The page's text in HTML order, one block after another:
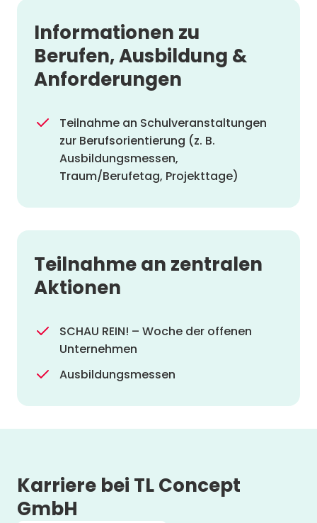
Informationen zu
Berufen, Ausbildung &
Anforderungen
Teilnahme an Schulveranstaltungen
zur Berufsorientierung (z. B.
Ausbildungsmessen,
Traum/Berufetag, Projekttage)
Teilnahme an zentralen
Aktionen
SCHAU REIN! – Woche der offenen
Unternehmen
Ausbildungsmessen
Karriere bei TL Concept
GmbH